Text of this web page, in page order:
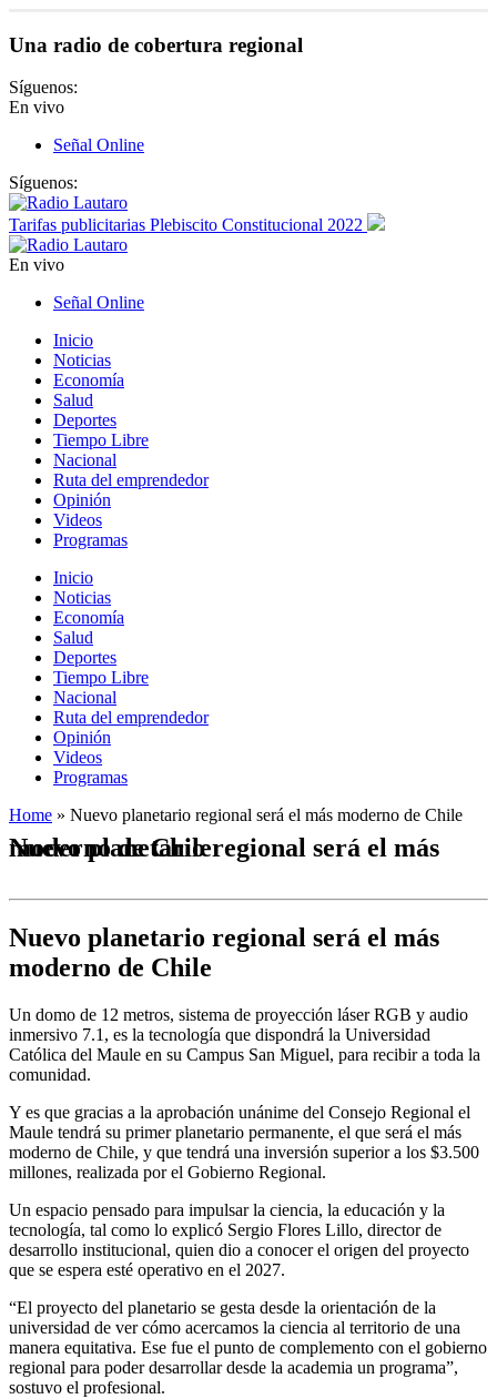
Una radio de cobertura regional
Síguenos:
En vivo
Señal Online
Síguenos:
Tarifas publicitarias Plebiscito Constitucional 2022
En vivo
Señal Online
Inicio
Noticias
Economía
Salud
Deportes
Tiempo Libre
Nacional
Ruta del emprendedor
Opinión
Videos
Programas
Inicio
Noticias
Economía
Salud
Deportes
Tiempo Libre
Nacional
Ruta del emprendedor
Opinión
Videos
Programas
Home » Nuevo planetario regional será el más moderno de Chile
Nuevo planetario regional será el más moderno de Chile
Nuevo planetario regional será el más
moderno de Chile
Un domo de 12 metros, sistema de proyección láser RGB y audio
inmersivo 7.1, es la tecnología que dispondrá la Universidad
Católica del Maule en su Campus San Miguel, para recibir a toda la
comunidad.
Y es que gracias a la aprobación unánime del Consejo Regional el
Maule tendrá su primer planetario permanente, el que será el más
moderno de Chile, y que tendrá una inversión superior a los $3.500
millones, realizada por el Gobierno Regional.
Un espacio pensado para impulsar la ciencia, la educación y la
tecnología, tal como lo explicó Sergio Flores Lillo, director de
desarrollo institucional, quien dio a conocer el origen del proyecto
que se espera esté operativo en el 2027.
“El proyecto del planetario se gesta desde la orientación de la
universidad de ver cómo acercamos la ciencia al territorio de una
manera equitativa. Ese fue el punto de complemento con el gobierno
regional para poder desarrollar desde la academia un programa”,
sostuvo el profesional.